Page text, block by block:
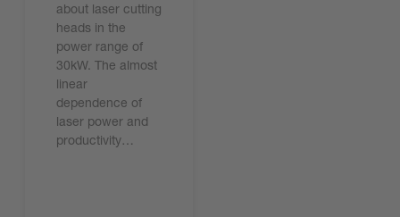
about laser cutting
heads in the
power range of
30kW. The almost
linear
dependence of
laser power and
productivity…